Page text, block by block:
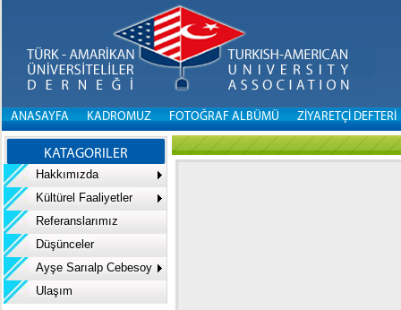
ANASAYFA KADROMUZ FOTOĞRAF ALBÜMÜ ZİYARETÇİ DEFTERİ
KATAGORILER
Hakkımızda
Kültürel Faaliyetler
Referanslarımız
Düşünceler
Ayşe Sarıalp Cebesoy
Ulaşım